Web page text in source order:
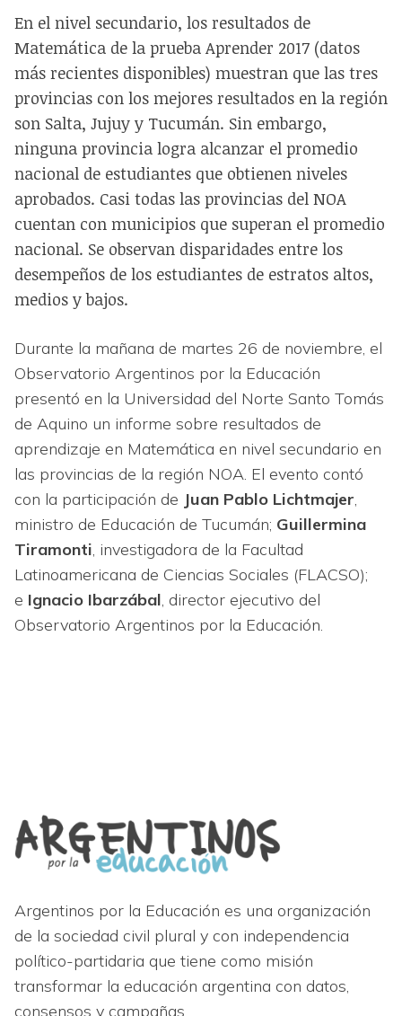
En el nivel secundario, los resultados de
Matemática de la prueba Aprender 2017 (datos
más recientes disponibles) muestran que las tres
provincias con los mejores resultados en la región
son Salta, Jujuy y Tucumán. Sin embargo,
ninguna provincia logra alcanzar el promedio
nacional de estudiantes que obtienen niveles
aprobados. Casi todas las provincias del NOA
cuentan con municipios que superan el promedio
nacional. Se observan disparidades entre los
desempeños de los estudiantes de estratos altos,
medios y bajos.
Durante la mañana de martes 26 de noviembre, el
Observatorio Argentinos por la Educación
presentó en la Universidad del Norte Santo Tomás
de Aquino un informe sobre resultados de
aprendizaje en Matemática en nivel secundario en
las provincias de la región NOA. El evento contó
con la participación de Juan Pablo Lichtmajer,
ministro de Educación de Tucumán; Guillermina
Tiramonti, investigadora de la Facultad
Latinoamericana de Ciencias Sociales (FLACSO);
e Ignacio Ibarzábal, director ejecutivo del
Observatorio Argentinos por la Educación.
Argentinos por la Educación es una organización
de la sociedad civil plural y con independencia
político-partidaria que tiene como misión
transformar la educación argentina con datos,
consensos y campañas.